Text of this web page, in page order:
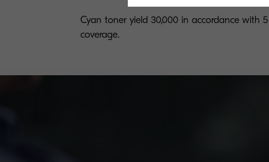
Cyan toner yield 30,000 in accordance with 5
coverage.